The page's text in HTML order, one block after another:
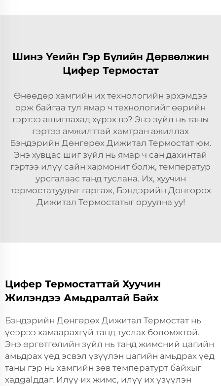
Шинэ Үеийн Гэр Бүлийн Дөрвөлжин
Цифер Термостат
Өнөөдөр хамгийн их технологийн эрхэмдээ
орж байгаа тул ямар ч технологийг өөрийн
гэртээ ашиглахад хүрэх вэ? Энэ зүйл нь таны
гэртээ амжилттай хамтран ажиллах
Бэндэрийн Дөнгөрөх Дижитал Термостат юм.
Энэ хувцас шиг зүйл нь ямар ч сан дахинтай
гэртээ илүү сайн хармонит болж, температур
урсгалаас танд туслана. Их, хуучин
термостатуудыг гаргаж, Бэндэрийн Дөнгөрөх
Дижитал Термостатыг оруулна уу!
Цифер Термостаттай Хуучин
Жилэндээ Амьдралтай Байх
Бэндэрийн Дөнгөрөх Дижитал Термостат нь
үеэрээ хамаарахгүй танд туслах боломжтой.
Энэ өргөтгөлийн зүйл нь танд жимсний цагийн
амьдрах үед эсвэл үзүүлэн цагийн амьдрах үед
таны гэр нь хамгийн зөв температурт байхыг
хадgalддаг. Илүү их жимс, илүү их үзүүлэн